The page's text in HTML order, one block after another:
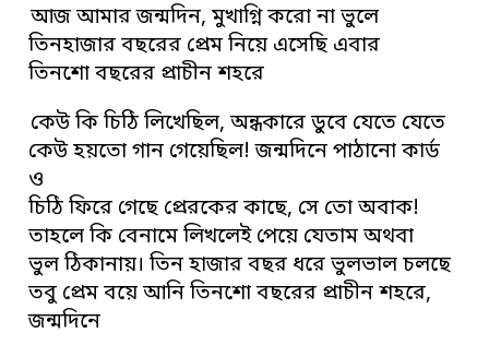
আজ আমার জন্মদিন, মুখাগ্নি করো না ভুলে
তিনহাজার বছরের প্রেম নিয়ে এসেছি এবার
তিনশো বছরের প্রাচীন শহরে
কেউ কি চিঠি লিখেছিল, অন্ধকারে ডুবে যেতে যেতে
কেউ হয়তো গান গেয়েছিল! জন্মদিনে পাঠানো কার্ড
ও
চিঠি ফিরে গেছে প্রেরকের কাছে, সে তো অবাক!
তাহলে কি বেনামে লিখলেই পেয়ে যেতাম অথবা
ভুল ঠিকানায়। তিন হাজার বছর ধরে ভুলভাল চলছে
তবু প্রেম বয়ে আনি তিনশো বছরের প্রাচীন শহরে,
জন্মদিনে